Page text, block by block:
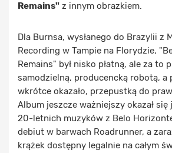
Remains" z innym obrazkiem.
Dla Burnsa, wysłanego do Brazylii z
Recording w Tampie na Florydzie,
Remains" był nisko płatną, ale za to
samodzielną, producencką robotą, a
wkrótce okazało, przepustką do
Album jeszcze ważniejszy okazał
20-letnich muzyków z Belo
debiut w barwach Roadrunner, a
krążek dostępny legalnie na całym